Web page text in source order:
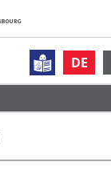
DE